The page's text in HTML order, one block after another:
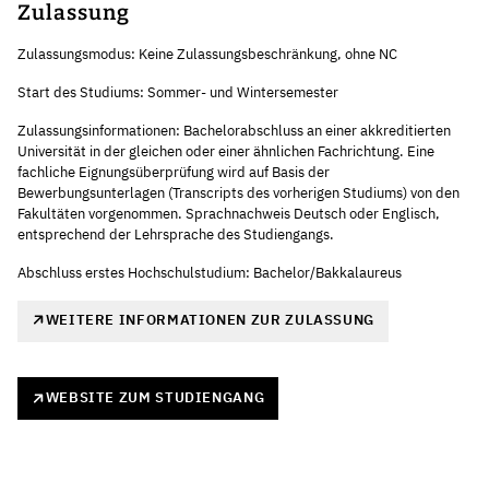
Zulassung
Zulassungsmodus: Keine Zulassungsbeschränkung, ohne NC
Start des Studiums: Sommer- und Wintersemester
Zulassungsinformationen: Bachelorabschluss an einer akkreditierten
Universität in der gleichen oder einer ähnlichen Fachrichtung. Eine
fachliche Eignungsüberprüfung wird auf Basis der
Bewerbungsunterlagen (Transcripts des vorherigen Studiums) von den
Fakultäten vorgenommen. Sprachnachweis Deutsch oder Englisch,
entsprechend der Lehrsprache des Studiengangs.
Abschluss erstes Hochschulstudium: Bachelor/Bakkalaureus
WEITERE INFORMATIONEN ZUR ZULASSUNG
WEBSITE ZUM STUDIENGANG